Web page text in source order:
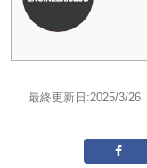
最終更新日:2025/3/26